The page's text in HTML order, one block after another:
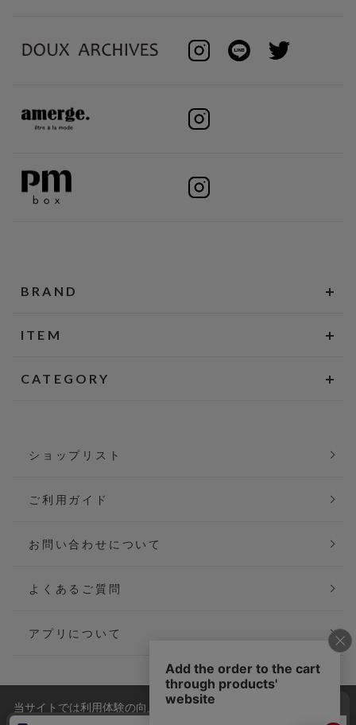
BRAND
ITEM
CATEGORY
ショップリスト
ご利用ガイド
お問い合わせについて
よくあるご質問
アプリについて
当サイトでは利用体験の向上およびコンテンツの最適な提供、ト